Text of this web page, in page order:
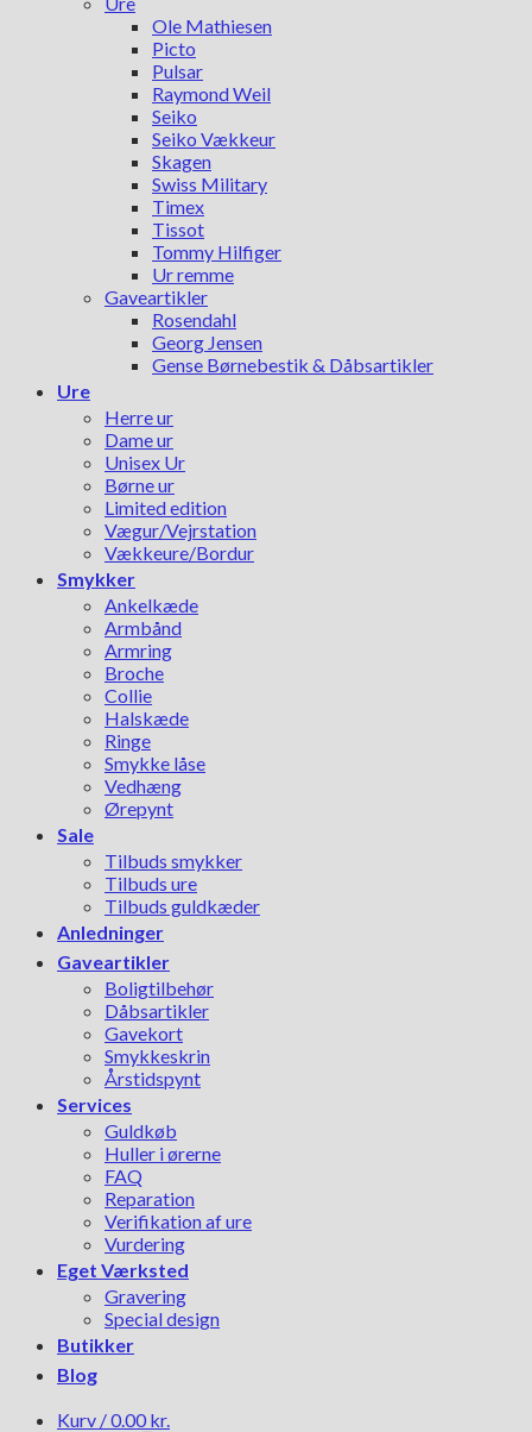
Ole Mathiesen
Picto
Pulsar
Raymond Weil
Seiko
Seiko Vækkeur
Skagen
Swiss Military
Timex
Tissot
Tommy Hilfiger
Ur remme
Gaveartikler
Rosendahl
Georg Jensen
Gense Børnebestik & Dåbsartikler
Ure
Herre ur
Dame ur
Unisex Ur
Børne ur
Limited edition
Vægur/Vejrstation
Vækkeure/Bordur
Smykker
Ankelkæde
Armbånd
Armring
Broche
Collie
Halskæde
Ringe
Smykke låse
Vedhæng
Ørepynt
Sale
Tilbuds smykker
Tilbuds ure
Tilbuds guldkæder
Anledninger
Gaveartikler
Boligtilbehør
Dåbsartikler
Gavekort
Smykkeskrin
Årstidspynt
Services
Guldkøb
Huller i ørerne
FAQ
Reparation
Verifikation af ure
Vurdering
Eget Værksted
Gravering
Special design
Butikker
Blog
Kurv /0.00 kr.